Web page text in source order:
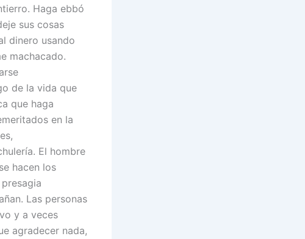
Haga ebbó
sus cosas
dinero usando
machacado.
de la vida que
que haga
en la
El hombre
hacen los
Las personas
y a veces
agradecer nada,